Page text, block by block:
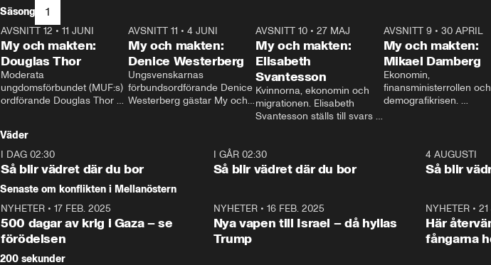
Säsong 1
26:27
AVSNITT 12 • 11 JUNI
My och makten:
Douglas Thor
Moderata
ungdomsförbundet (MUF:s)
ordförande Douglas Thor
tonårsutvisningarna och hur
Moderaterna ska locka
väljare till valet i höst.
23:40
AVSNITT 11 •4 JUNI
My och makten:
Denice Westerberg
Ungsvenskarnas
förbundsordförande Denice
Westerberg gästar My och
AVSNITT 10 •27 MAJ
My och makten:
Elisabeth
Svantesson
Kvinnorna, ekonomin och
migrationen. Elisabeth
Svantesson ställs till svars
AVSNITT 9• 30 APRIL
My och makten:
Mikael Damberg
Ekonomin,
finansministerrollen och
demografikrisen.
och Makten.
Väder
I DAG 02:30
Så blir vädret där du bor
1:06
I GÅR 02:30
Så blir vädret där du bor
4 AUGUSTI
Så blir
Senaste om konflikten i Mellanöstern
NYHETER • 17 FEB. 2025
500 dagar av krig i Gaza – se
förödelsen
NYHETER• 16 FEB. 2025
Nya vapen till Israel – då hyllas
Trump
NYHETER •
Här
fångarna
200 sekunder